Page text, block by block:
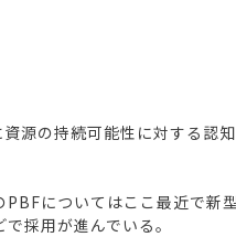
の持続可能性に対する認知
についてはここ最近で新
採用が進んでいる。